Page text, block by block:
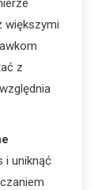
większymi
z
i uniknąć